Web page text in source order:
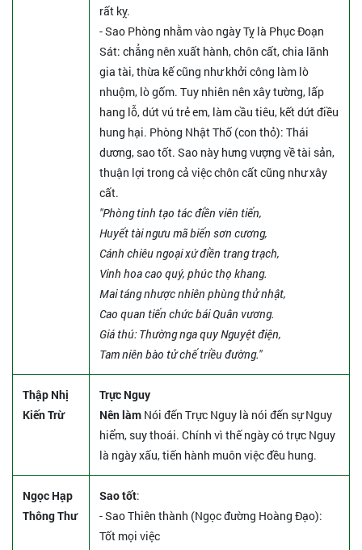
rất kỵ.
- Sao Phòng nhằm vào ngày Tỵ là Phục Đoạn
Sát: chẳng nên xuất hành, chôn cất, chia lãnh
gia tài, thừa kế cũng như khởi công làm lò
nhuộm, lò gốm. Tuy nhiên nên xây tường, lấp
hang lỗ, dứt vú trẻ em, làm cầu tiêu, kết dứt điều
hung hại. Phòng Nhật Thố (con thỏ): Thái
dương, sao tốt. Sao này hưng vượng về tài sản,
thuận lợi trong cả việc chôn cất cũng như xây
cất.
"Phòng tinh tạo tác điền viên tiến,
Huyết tài ngưu mã biến sơn cương,
Cánh chiêu ngoại xứ điền trang trạch,
Vinh hoa cao quý, phúc thọ khang.
Mai táng nhược nhiên phùng thử nhật,
Cao quan tiến chức bái Quân vương.
Giá thú: Thường nga quy Nguyệt điện,
Tam niên bào tử chế triều đường."
Thập Nhị
Kiến Trừ
Trực Nguy
Nên làm Nói đến Trực Nguy là nói đến sự Nguy
hiểm, suy thoái. Chính vì thế ngày có trực Nguy
là ngày xấu, tiến hành muôn việc đều hung.
Ngọc Hạp
Thông Thư
Sao tốt:
- Sao Thiên thành (Ngọc đường Hoàng Đạo):
Tốt mọi việc